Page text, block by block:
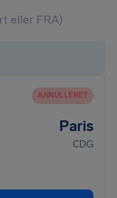
ANNULLERET
Paris
CDG